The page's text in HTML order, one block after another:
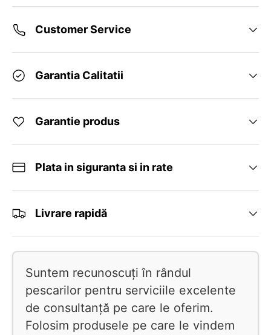
Customer Service
Garantia Calitatii
Garantie produs
Plata in siguranta si in rate
Livrare rapidă
Suntem recunoscuți în rândul
pescarilor pentru serviciile excelente
de consultanță pe care le oferim.
Folosim produsele pe care le vindem